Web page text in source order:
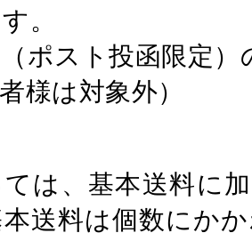
。
ポスト投函限定
様は対象外）
は、基本送料に
送料は個数にか